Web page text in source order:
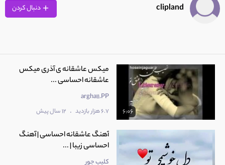
0:09
clipland
6:06
میکس عاشقانه ی آذری میکس
عاشقانه احساسی ...
argha11.PP
6.7 هزار بازدید . 12 سال پیش
آهنگ عاشقانه احساسی | آهنگ
احساسی زیبا | ...
کلیپ جور